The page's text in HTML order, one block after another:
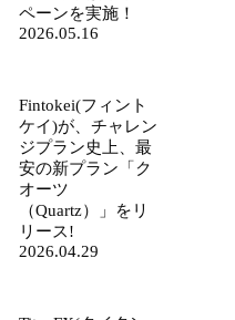
ペーンを実施！
2026.05.16
Fintokei(フィント
ケイ)が、チャレン
ジプラン史上、最
安の新プラン「ク
オーツ
（Quartz）」をリ
リース!
2026.04.29